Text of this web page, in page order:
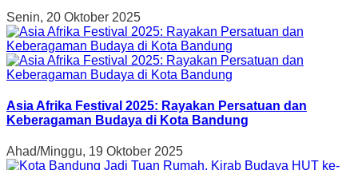
Senin, 20 Oktober 2025
Asia Afrika Festival 2025: Rayakan Persatuan dan
Keberagaman Budaya di Kota Bandung
Ahad/Minggu, 19 Oktober 2025